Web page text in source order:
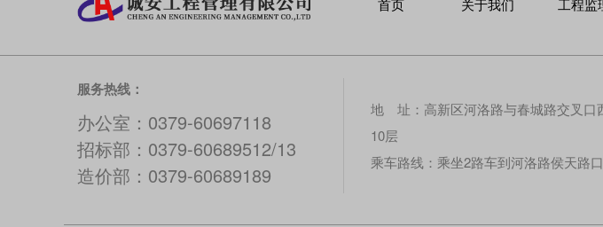
续、办理项目建设施工许可证手续、办理项目建设固定资产证手续、办理报建
理咨询1.规划设计审查2.方案设计评审3.初步设计评审因各地方政府对项目审批管
理、项目用地及项目本身等基本情况不同导致全过程工程咨询内容所涉及的工作
有所不同，并导致前期工作程序及流程有所区别。
首页 关于我们 工程监
服务热线：
办公室：0379-60697118
招标部：0379-60689512/13
造价部：0379-60689189
地 址：高新区河洛路与春城路交叉口
10层
乘车路线：乘坐2路车到河洛路侯天路